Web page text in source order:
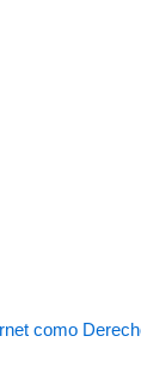
como